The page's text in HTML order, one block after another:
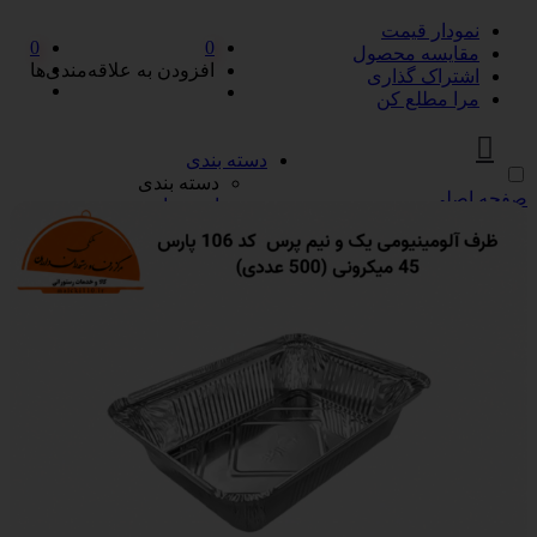
نمودار قیمت
مقایسه محصول
اشتراک گذاری
مرا مطلع کن
صفحه اصلی
0
افزودن به علاقه‌مندی‌ها
0
دسته بندی
دسته بندی
ادویه‌جات
ادویه‌جات
آویشن
ادویه مخلوط
دارچین
پیازها
پیازها
پوره پیاز
پیاز چیپسی
پیاز سرخ شده